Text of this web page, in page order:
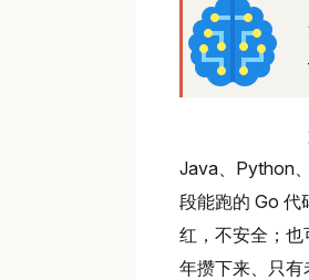
Java、Python
段能跑的 Go 代
红，不安全；
年攒下来、只有